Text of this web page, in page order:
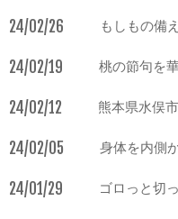
24/02/26 もしもの備
24/02/19 桃の節句を
24/02/12 熊本県水俣
24/02/05 身体を内側
24/01/29 ゴロっと切